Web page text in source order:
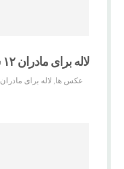
لاله برای مادران ۱۲ ساله شد
عکس ها, لاله برای مادران